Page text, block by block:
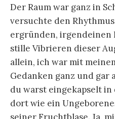
Der Raum war ganz in
versuchte den
ergründen, irgendeinen
stille Vibrieren dieser
allein, ich war mit
Gedanken ganz und
du warst eingekapselt in
dort wie ein